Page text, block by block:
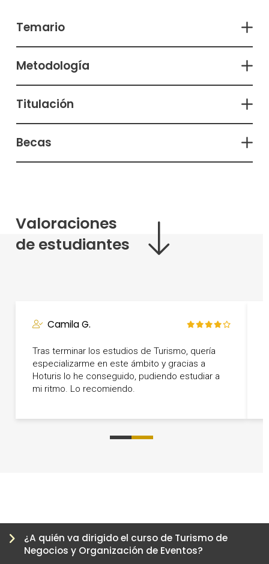
Temario
Metodología
Titulación
Becas
Valoraciones
de estudiantes
Camila G.
Tras terminar los estudios de Turismo, quería
especializarme en este ámbito y gracias a
Hoturis lo he conseguido, pudiendo estudiar a
mi ritmo. Lo recomiendo.
0 1 2 3
¿A quién va dirigido el curso de Turismo de
Negocios y Organización de Eventos?